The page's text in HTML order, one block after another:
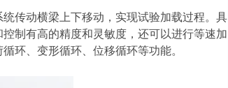
传动横梁上下移动，实现试验加载过程。具
制有高的精度和灵敏度，还可以进行等速加
环、变形循环、位移循环等功能。